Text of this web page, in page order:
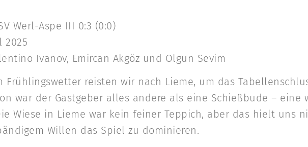
Werl-Aspe III 0:3 (0:0)
2025
Ivanov, Emircan Akgöz und Olgun Sevim
Frühlingswetter reisten wir nach Lieme, um das
war der Gastgeber alles andere als eine Schießbude – eine
Wiese in Lieme war kein feiner Teppich, aber das hielt uns
Willen das Spiel zu dominieren.